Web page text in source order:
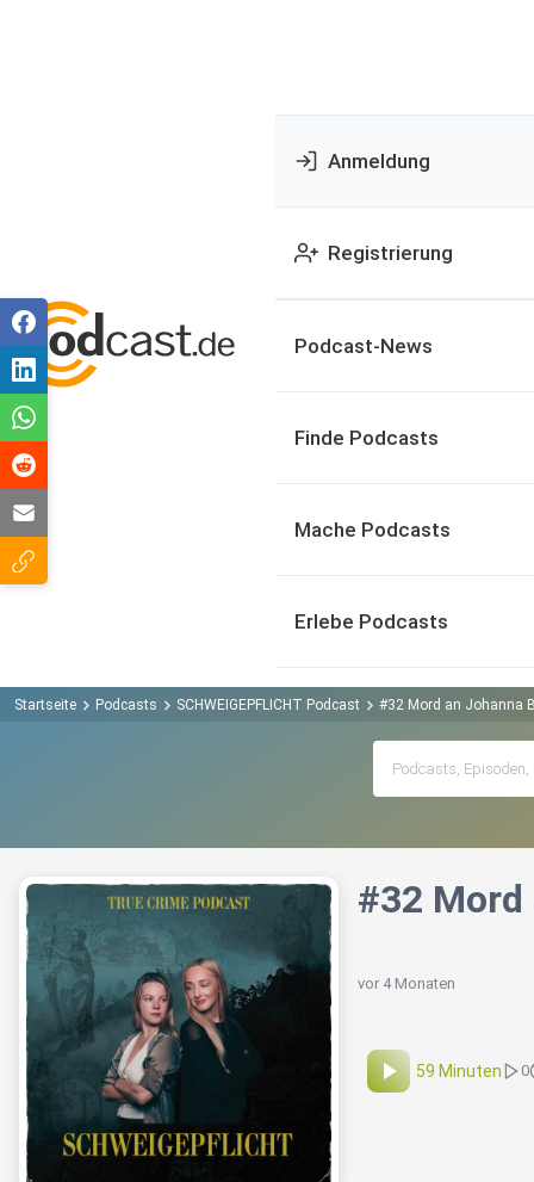
Anmeldung
Registrierung
Podcast-News
Finde Podcasts
Mache Podcasts
Erlebe Podcasts
Startseite Podcasts SCHWEIGEPFLICHT Podcast #32 Mord an Johanna
#32 Mord
vor 4 Monaten
59 Minuten 0